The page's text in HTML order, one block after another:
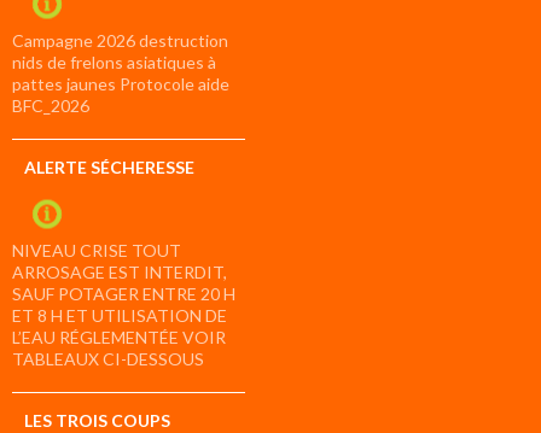
Campagne 2026 destruction
nids de frelons asiatiques à
pattes jaunes Protocole aide
BFC_2026
ALERTE SÉCHERESSE
NIVEAU CRISE TOUT
ARROSAGE EST INTERDIT,
SAUF POTAGER ENTRE 20 H
ET 8 H ET UTILISATION DE
L’EAU RÉGLEMENTÉE VOIR
TABLEAUX CI-DESSOUS
LES TROIS COUPS